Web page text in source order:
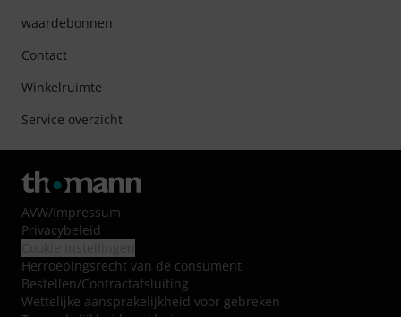
waardebonnen
Contact
Winkelruimte
Service overzicht
AVW/Impressum
Privacybeleid
Herroepingsrecht van de consument
Bestellen/Contractafsluiting
Wettelijke aansprakelijkheid voor gebreken